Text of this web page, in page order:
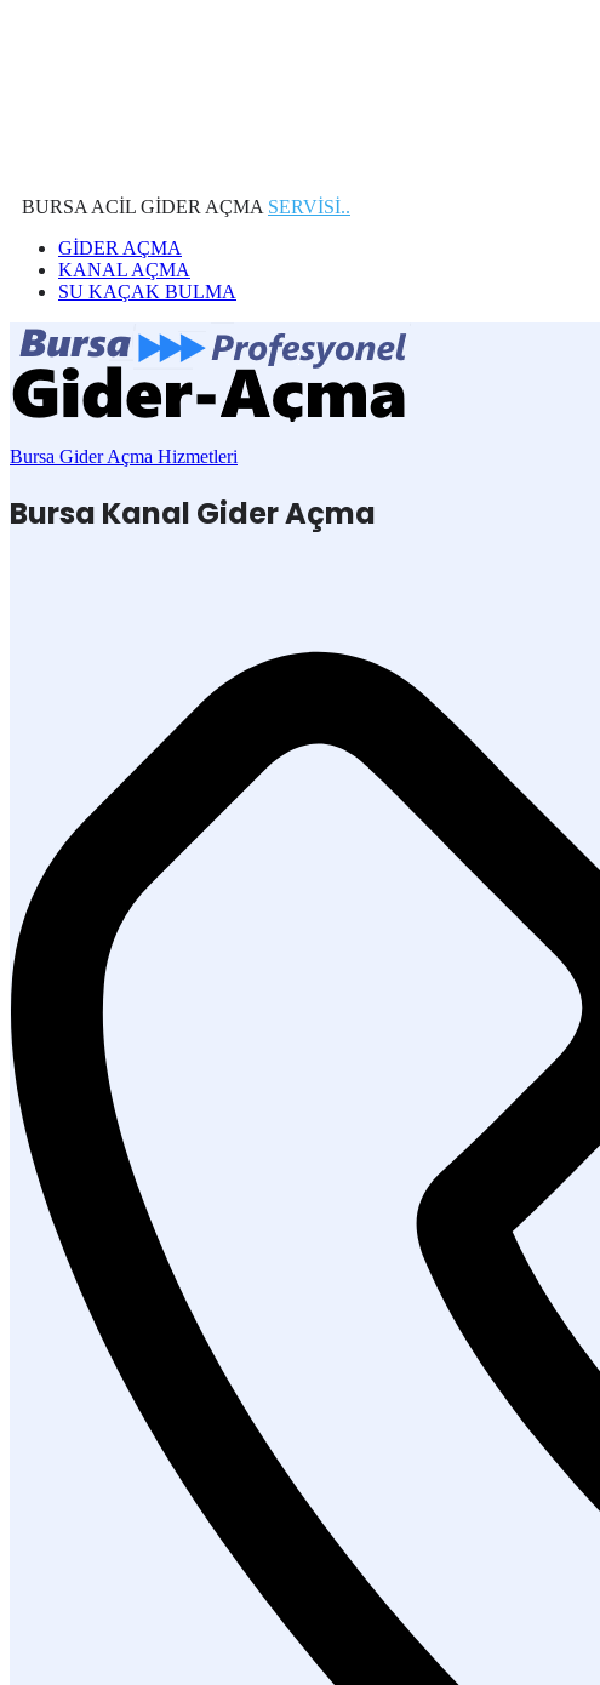
BURSA ACİL GİDER AÇMA SERVİSİ..
GİDER AÇMA
KANAL AÇMA
SU KAÇAK BULMA
Bursa Gider Açma Hizmetleri
Bursa Kanal Gider Açma